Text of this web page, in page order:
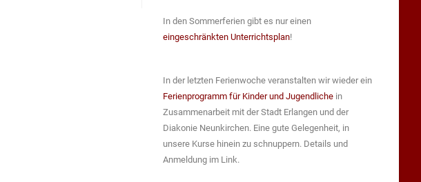
In den Sommerferien gibt es nur einen
eingeschränkten Unterrichtsplan!
In der letzten Ferienwoche veranstalten wir wieder ein
Ferienprogramm für Kinder und Jugendliche in
Zusammenarbeit mit der Stadt Erlangen und der
Diakonie Neunkirchen. Eine gute Gelegenheit, in
unsere Kurse hinein zu schnuppern. Details und
Anmeldung im Link.